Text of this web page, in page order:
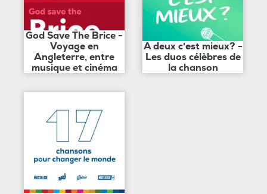
God Save The Brice -
Voyage en
Angleterre, entre
musique et cinéma
A deux c'est mieux? -
Les duos célèbres de
la chanson